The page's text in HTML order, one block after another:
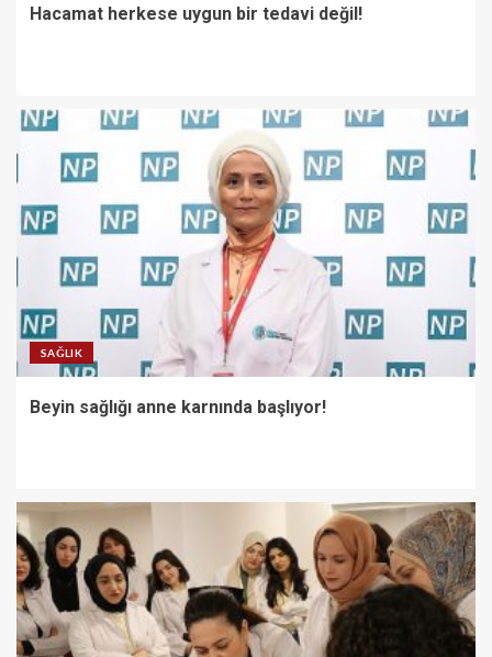
Hacamat herkese uygun bir tedavi değil!
SAĞLIK
Beyin sağlığı anne karnında başlıyor!